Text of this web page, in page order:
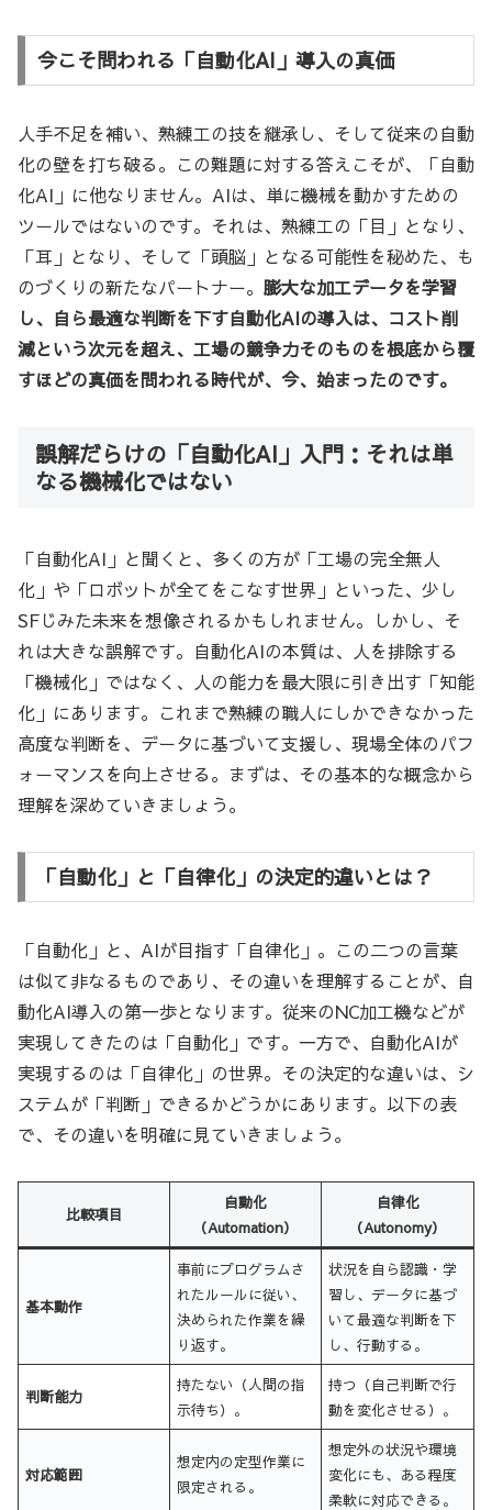
今こそ問われる「自動化AI」導入の真価
人手不足を補い、熟練工の技を継承し、そして従来の自動
化の壁を打ち破る。この難題に対する答えこそが、「自動
化AI」に他なりません。AIは、単に機械を動かすための
ツールではないのです。それは、熟練工の「目」となり、
「耳」となり、そして「頭脳」となる可能性を秘めた、も
のづくりの新たなパートナー。 膨大な加工データを学習
し、自ら最適な判断を下す自動化AIの導入は、コスト削
減という次元を超え、工場の競争力そのものを根底から覆
すほどの真価を問われる時代が、今、始まったのです。
誤解だらけの「自動化AI」入門：それは単
なる機械化ではない
「自動化AI」と聞くと、多くの方が「工場の完全無人
化」や「ロボットが全てをこなす世界」といった、少し
SFじみた未来を想像されるかもしれません。しかし、そ
れは大きな誤解です。自動化AIの本質は、人を排除する
「機械化」ではなく、人の能力を最大限に引き出す「知能
化」にあります。これまで熟練の職人にしかできなかった
高度な判断を、データに基づいて支援し、現場全体のパフ
ォーマンスを向上させる。まずは、その基本的な概念から
理解を深めていきましょう。
「自動化」と「自律化」の決定的違いとは？
「自動化」と、AIが目指す「自律化」。この二つの言葉
は似て非なるものであり、その違いを理解することが、自
動化AI導入の第一歩となります。従来のNC加工機などが
実現してきたのは「自動化」です。一方で、自動化AIが
実現するのは「自律化」の世界。その決定的な違いは、シ
ステムが「判断」できるかどうかにあります。以下の表
で、その違いを明確に見ていきましょう。
比較項目
自動化
（Automation）
自律化
（Autonomy）
基本動作
事前にプログラムさ
れたルールに従い、
決められた作業を繰
り返す。
状況を自ら認識・学
習し、データに基づ
いて最適な判断を下
し、行動する。
判断能力
持たない（人間の指
示待ち）。
持つ（自己判断で行
動を変化させる）。
対応範囲
想定内の定型作業に
限定される。
想定外の状況や環境
変化にも、ある程度
柔軟に対応できる。